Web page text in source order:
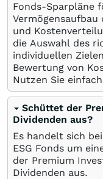
Fonds-Sparpläne
und
die Auswahl des
individuellen
Bewertung von
Nutzen Sie
Schüttet der
Dividenden aus?
Es handelt sich
ESG Fonds um
der Premium
Dividenden aus.